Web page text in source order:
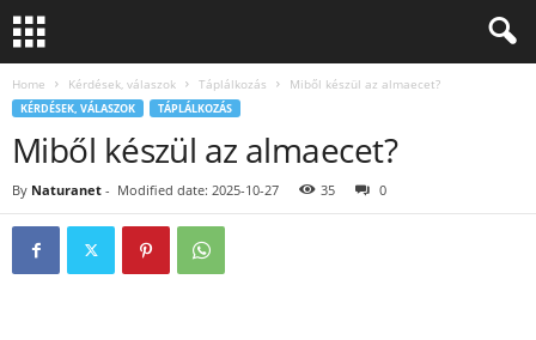
Home Kérdések, válaszok Táplálkozás Miből készül az almaecet?
KÉRDÉSEK, VÁLASZOK TÁPLÁLKOZÁS
Miből készül az almaecet?
By Naturanet - Modified date: 2025-10-27 35 0